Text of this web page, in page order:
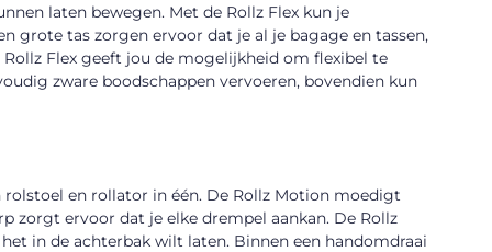
laten bewegen. Met de Rollz Flex kun je
grote tas zorgen ervoor dat je al je bagage en tassen,
Flex geeft jou de mogelijkheid om flexibel te
zware boodschappen vervoeren, bovendien kun
en rollator in één. De Rollz Motion moedigt
zorgt ervoor dat je elke drempel aankan. De Rollz
in de achterbak wilt laten. Binnen een handomdraai